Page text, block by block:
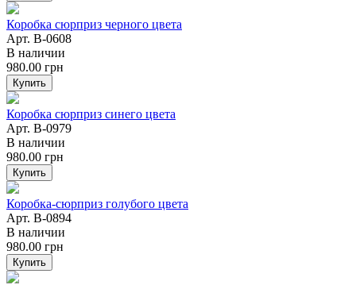
Коробка сюрприз черного цвета
Арт. B-0608
В наличии
980.00 грн
Купить
Коробка сюрприз синего цвета
Арт. B-0979
В наличии
980.00 грн
Купить
Коробка-сюрприз голубого цвета
Арт. B-0894
В наличии
980.00 грн
Купить